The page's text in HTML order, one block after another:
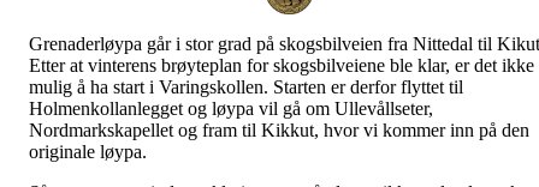
Grenaderløypa går i stor grad på skogsbilveien fra Nittedal til
Etter at vinterens brøyteplan for skogsbilveiene ble klar, er det ikke
mulig å ha start i Varingskollen. Starten er derfor flyttet til
Holmenkollanlegget og løypa vil gå om Ullevållseter,
Nordmarkskapellet og fram til Kikkut, hvor vi kommer inn på den
originale løypa.